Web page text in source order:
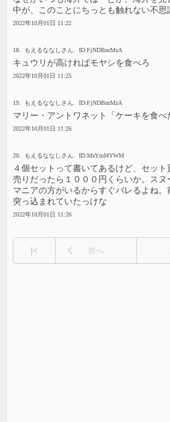
中が、このことにちっとも触れない不思
2022年10月01日 11:22
18. もえるななしさん. ID:FjNDBmMzA
キュウリが高ければモヤシを食べろ
2022年10月01日 11:25
19. もえるななしさん. ID:FjNDBmMzA
マリー・アントワネット「ケーキを食べ
2022年10月01日 11:26
20. もえるななしさん. ID:MzYmI4YWM
４個セットって書いてあるけど、セット
売りだったら１０００円くらいか。スヌ
マニアの方がいるからすぐバレるよね
突っ込まれていたっけな
2022年10月01日 11:26
|< 前へ